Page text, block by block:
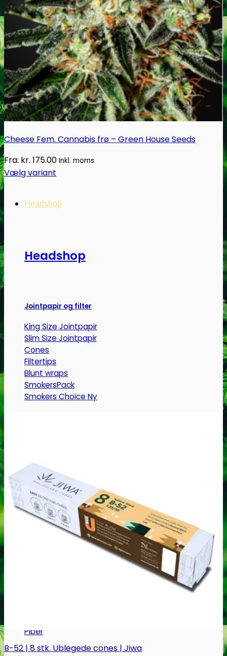
Oplev alle vores tests her
Headshop
Headshop
Jointpapir og filter
King Size Jointpapir
Slim Size Jointpapir
Cones
Filtertips
Blunt wraps
SmokersPack
Smokers Choice
Skulekasser / Stashbox
Zip-poser
NO SMELL | Zip-poser
Jointbox
Bonger og piber
Piber
Cheese Fem. Cannabis frø – Green House Seeds
Fra: kr. 175.00 Inkl. moms
Vælg variant
Dette
har
Mulighederne
kan
vælges
på
B-52 | 8 stk. Ublegede cones | Jiwa